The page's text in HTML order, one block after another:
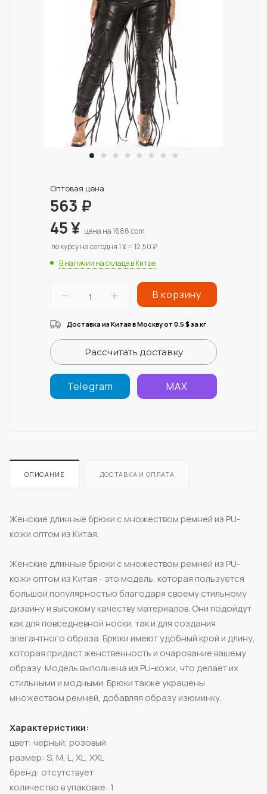
Оптовая цена
563 ₽
45¥ цена на 1688.com
по курсу на сегодня 1 ¥ = 12.50 ₽
В наличии на складе в Китае
В корзину
Доставка из Китая в Москву от 0.5 $за кг
Рассчитать доставку
Telegram MAX
ОПИСАНИЕ ДОСТАВКА И ОПЛАТА
Женские длинные брюки с множеством ремней из PU-
кожи оптом из Китая.
Женские длинные брюки с множеством ремней из PU-
кожи оптом из Китая - это модель, которая пользуется
большой популярностью благодаря своему стильному
дизайну и высокому качеству материалов. Они подойдут
как для повседневной носки, так и для создания
элегантного образа. Брюки имеют удобный крой и длину,
которая придаст женственность и очарование вашему
образу. Модель выполнена из PU-кожи, что делает их
стильными и модными. Брюки также украшены
множеством ремней, добавляя образу изюминку.
Характеристики:
цвет: черный, розовый
размер: S, M, L, XL, XXL
бренд: отсутствует
количество в упаковке: 1